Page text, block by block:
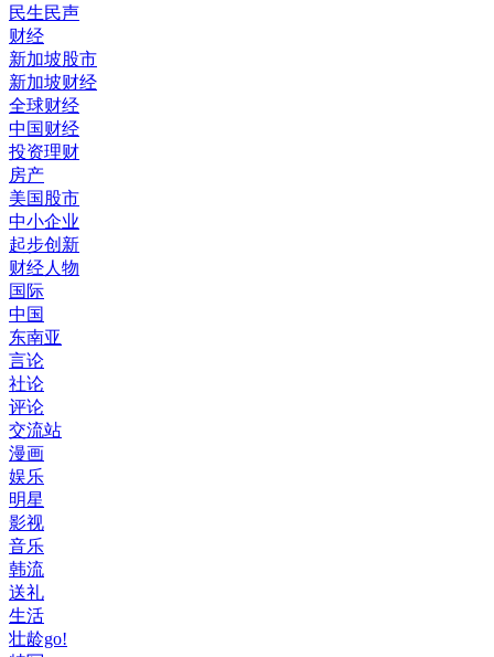
民生民声
财经
新加坡股市
新加坡财经
全球财经
中国财经
投资理财
房产
美国股市
中小企业
起步创新
财经人物
国际
中国
东南亚
言论
社论
评论
交流站
漫画
娱乐
明星
影视
音乐
韩流
送礼
生活
壮龄go!